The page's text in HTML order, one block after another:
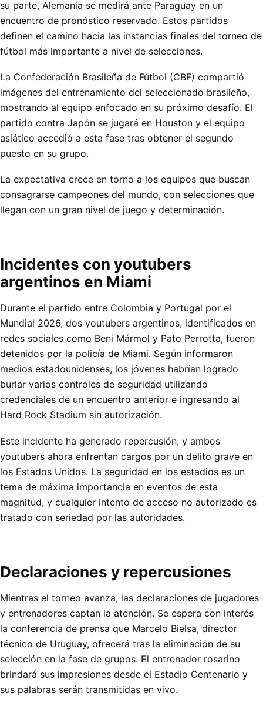
su parte, Alemania se medirá ante Paraguay en un
encuentro de pronóstico reservado. Estos partidos
definen el camino hacia las instancias finales del torneo de
fútbol más importante a nivel de selecciones.
La Confederación Brasileña de Fútbol (CBF) compartió
imágenes del entrenamiento del seleccionado brasileño,
mostrando al equipo enfocado en su próximo desafío. El
partido contra Japón se jugará en Houston y el equipo
asiático accedió a esta fase tras obtener el segundo
puesto en su grupo.
La expectativa crece en torno a los equipos que buscan
consagrarse campeones del mundo, con selecciones que
llegan con un gran nivel de juego y determinación.
Incidentes con youtubers
argentinos en Miami
Durante el partido entre Colombia y Portugal por el
Mundial 2026, dos youtubers argentinos, identificados en
redes sociales como Beni Mármol y Pato Perrotta, fueron
detenidos por la policía de Miami. Según informaron
medios estadounidenses, los jóvenes habrían logrado
burlar varios controles de seguridad utilizando
credenciales de un encuentro anterior e ingresando al
Hard Rock Stadium sin autorización.
Este incidente ha generado repercusión, y ambos
youtubers ahora enfrentan cargos por un delito grave en
los Estados Unidos. La seguridad en los estadios es un
tema de máxima importancia en eventos de esta
magnitud, y cualquier intento de acceso no autorizado es
tratado con seriedad por las autoridades.
Declaraciones y repercusiones
Mientras el torneo avanza, las declaraciones de jugadores
y entrenadores captan la atención. Se espera con interés
la conferencia de prensa que Marcelo Bielsa, director
técnico de Uruguay, ofrecerá tras la eliminación de su
selección en la fase de grupos. El entrenador rosarino
brindará sus impresiones desde el Estadio Centenario y
sus palabras serán transmitidas en vivo.